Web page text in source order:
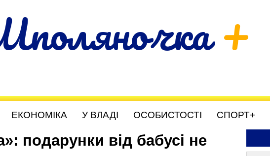
+
ЕКОНОМІКА У ВЛАДІ ОСОБИСТОСТІ СПОРТ+
подарунки від бабусі не